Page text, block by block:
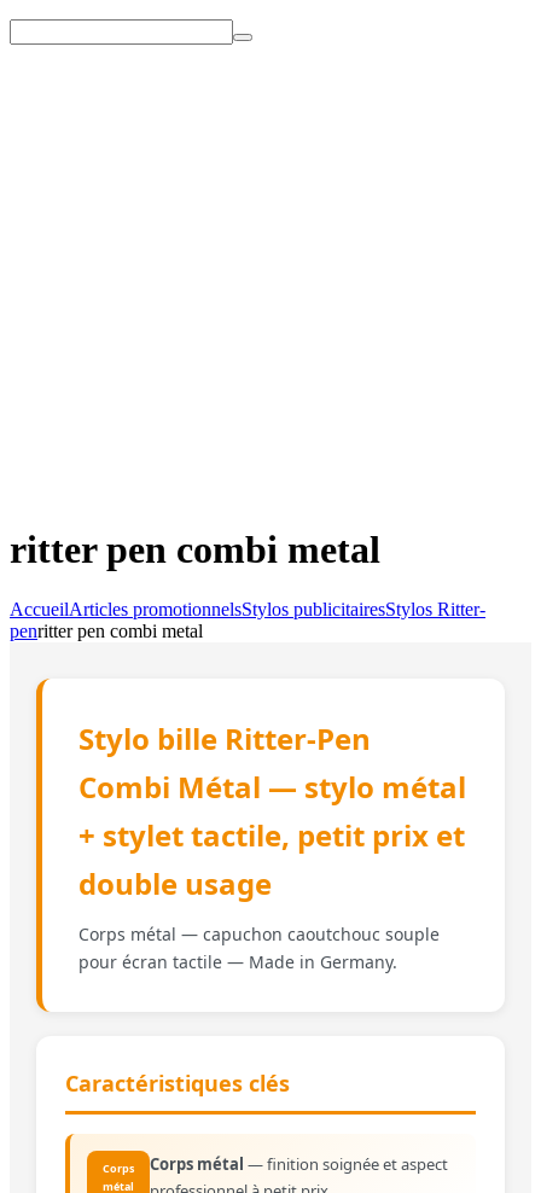
ritter pen combi metal
AccueilArticles promotionnelsStylos publicitairesStylos Ritter-
penritter pen combi metal
Stylo bille Ritter-Pen
Combi Métal — stylo métal
+ stylet tactile, petit prix et
double usage
Corps métal — capuchon caoutchouc souple
pour écran tactile — Made in Germany.
Caractéristiques clés
Corps
métal
Corps métal — finition soignée et aspect